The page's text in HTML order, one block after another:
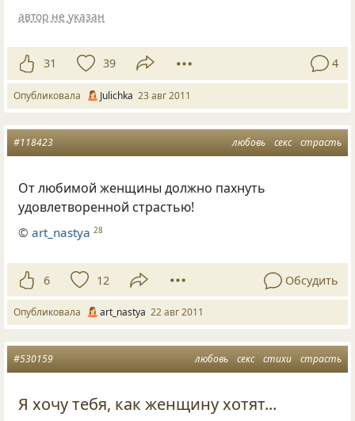
автор не указан
31 39 4
Опубликовала Julichka 23 авг 2011
любовь секс страсть
#118423
От любимой женщины должно пахнуть
удовлетворенной страстью!
©art_nastya 28
6 12 Обсудить
Опубликовала art_nastya 22 авг 2011
любовь секс стихи страсть
#530159
Я хочу тебя, как женщину хотят...